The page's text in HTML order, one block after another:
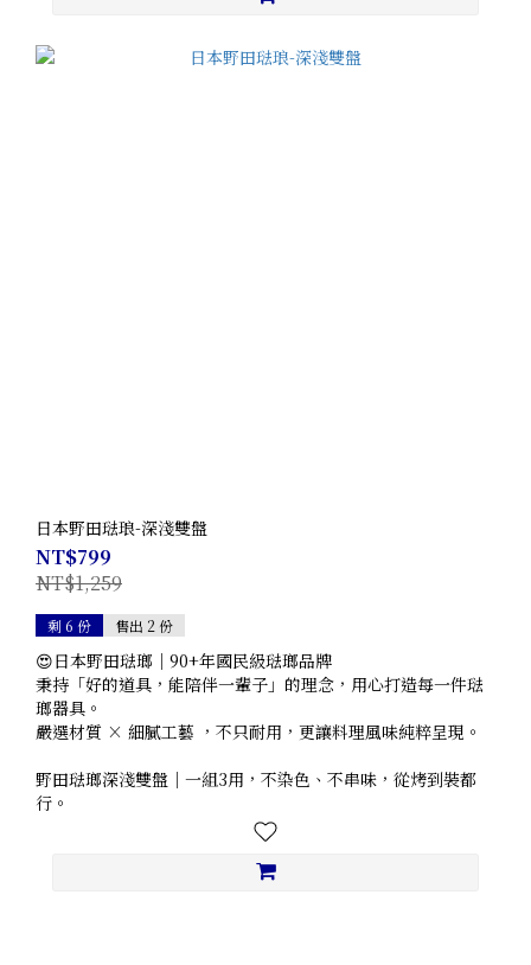
日本野田琺琅-深淺雙盤
NT$799
NT$1,259
剩 6 份 售出 2 份
😍日本野田琺瑯｜90+年國民級琺瑯品牌
秉持「好的道具，能陪伴一輩子」的理念，用心打造每一件琺
瑯器具。
嚴選材質 × 細膩工藝 ，不只耐用，更讓料理風味純粹呈現。
野田琺瑯深淺雙盤｜一組3用，不染色、不串味，從烤到裝都
行。